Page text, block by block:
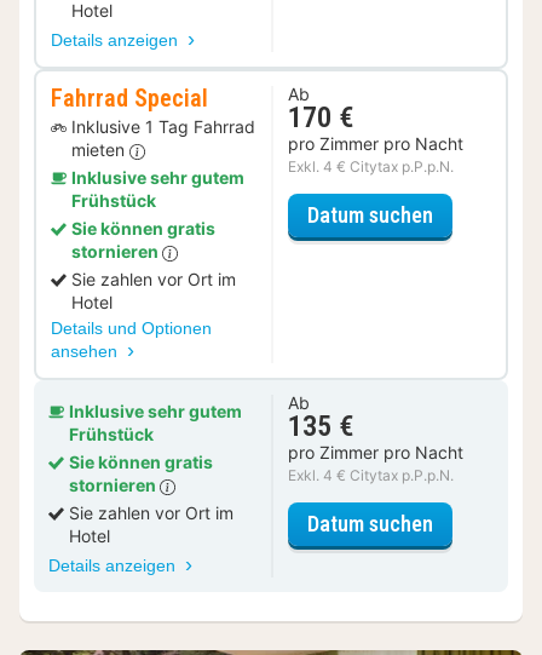
Hotel
Details anzeigen
Fahrrad Special
Inklusive 1 Tag Fahrrad
mieten
Inklusive sehr gutem
Frühstück
Sie können gratis
stornieren
Sie zahlen vor Ort im
Hotel
Details und Optionen
ansehen
Ab
170 €
pro Zimmer pro Nacht
Exkl. 4 € Citytax p.P.p.N.
Datum suchen
Inklusive sehr gutem
Frühstück
Sie können gratis
stornieren
Sie zahlen vor Ort im
Hotel
Details anzeigen
Ab
135 €
pro Zimmer pro Nacht
Exkl. 4 € Citytax p.P.p.N.
Datum suchen